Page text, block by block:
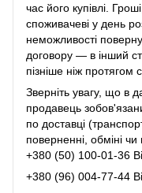
час його купівлі.
споживачеві у день
неможливості
договору ― в інший
пізніше ніж протягом
Зверніть увагу, що в
продавець
по доставці
поверненні, обміні чи
+380 (50) 100-01-36
+380 (96) 004-77-44